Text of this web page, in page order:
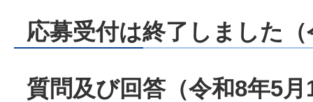
応募受付は終了しました
質問及び回答（令和8年5